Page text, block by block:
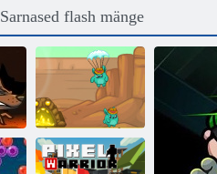
Sarnased flash mänge